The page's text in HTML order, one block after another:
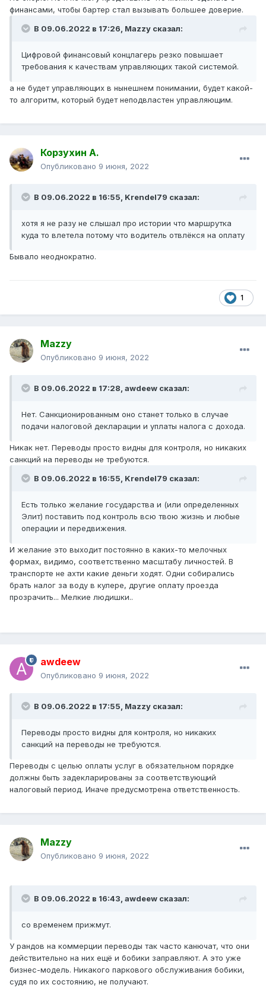
финансами, чтобы бартер стал вызывать большее доверие.
В 09.06.2022 в 17:26, Mazzy сказал:
Цифровой финансовый концлагерь резко повышает
требования к качествам управляющих такой системой.
а не будет управляющих в нынешнем понимании, будет какой-
то алгоритм, который будет неподвластен управляющим.
Корзухин А.
Опубликовано 9 июня, 2022
В 09.06.2022 в 16:55, Krendel79 сказал:
хотя я не разу не слышал про истории что маршрутка
куда то влетела потому что водитель отвлёкся на оплату
Бывало неоднократно.
1
Mazzy
Опубликовано 9 июня, 2022
В 09.06.2022 в 17:28, awdeew сказал:
Нет. Санкционированным оно станет только в случае
подачи налоговой декларации и уплаты налога с дохода.
Никак нет. Переводы просто видны для контроля, но никаких
санкций на переводы не требуются.
В 09.06.2022 в 16:55, Krendel79 сказал:
Есть только желание государства и (или определенных
Элит) поставить под контроль всю твою жизнь и любые
операции и передвижения.
И желание это выходит постоянно в каких-то мелочных
формах, видимо, соответственно масштабу личностей. В
транспорте не ахти какие деньги ходят. Одни собирались
брать налог за воду в кулере, другие оплату проезда
прозрачить... Мелкие людишки..
awdeew
Опубликовано 9 июня, 2022
В 09.06.2022 в 17:55, Mazzy сказал:
Переводы просто видны для контроля, но никаких
санкций на переводы не требуются.
Переводы с целью оплаты услуг в обязательном порядке
должны быть задекларированы за соответствующий
налоговый период. Иначе предусмотрена ответственность.
Mazzy
Опубликовано 9 июня, 2022
В 09.06.2022 в 16:43, awdeew сказал:
со временем прижмут.
У рандов на коммерции переводы так часто канючат, что они
действительно на них ещё и бобики заправляют. А это уже
бизнес-модель. Никакого паркового обслуживания бобики,
судя по их состоянию, не получают.